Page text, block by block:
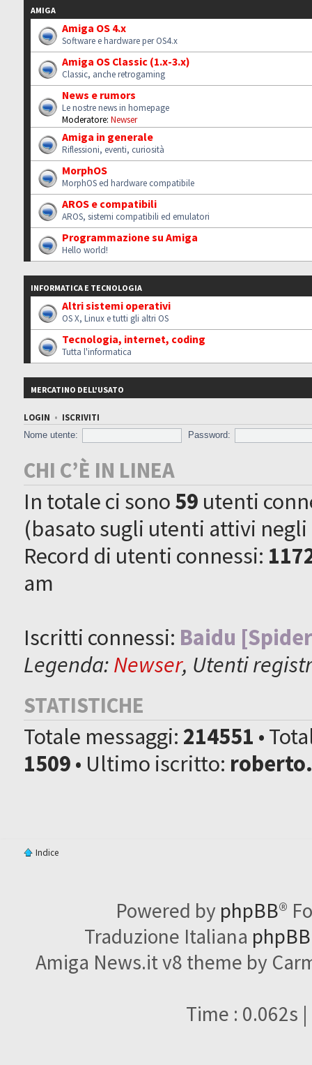
AMIGA
Amiga OS 4.x
Software e hardware per OS4.x
Amiga OS Classic (1.x-3.x)
Classic, anche retrogaming
News e rumors
Le nostre news in homepage
Moderatore: Newser
Amiga in generale
Riflessioni, eventi, curiosità
MorphOS
MorphOS ed hardware compatibile
AROS e compatibili
AROS, sistemi compatibili ed emulatori
Programmazione su Amiga
Hello world!
INFORMATICA E TECNOLOGIA
Altri sistemi operativi
OS X, Linux e tutti gli altri OS
Tecnologia, internet, coding
Tutta l'informatica
MERCATINO DELL'USATO
LOGIN • ISCRIVITI
Nome utente:
Password:
CHI C’È IN LINEA
In totale ci sono59 utenti
(basato sugli utenti attivi
Record di utenti connessi:
am
Iscritti connessi: Baidu
Legenda:Newser, Utenti
STATISTICHE
Totale messaggi: 214551 •
1509• Ultimo iscritto:
Indice
Powered by phpBB®
Traduzione Italiana
Amiga News.it v8 theme by
Time : 0.062s